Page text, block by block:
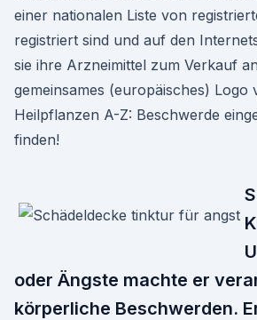
einer nationalen Liste von
registriert sind und auf den
sie ihre Arzneimittel zum Verkauf
gemeinsames (europäisches) Logo
Heilpflanzen A-Z: Beschwerde
finden!
oder Ängste machte er
körperliche Beschwerden.